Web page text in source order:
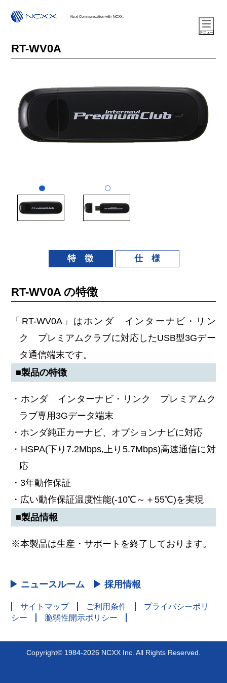
Next Communication with NCXX.
RT-WV0A
特 徴 仕 様
RT-WV0A の特徴
「RT-WV0A」はホンダ インターナビ・リン
ク プレミアムクラブに対応したUSB型3Gデー
タ通信端末です。
■製品の特徴
・ホンダ インターナビ・リンク プレミアムク
ラブ専用3Gデータ端末
・ホンダ純正カーナビ、オプションナビに対応
・HSPA(下り7.2Mbps,上り5.7Mbps)高速通信に対
応
・3年動作保証
・広い動作保証温度性能(-10℃～＋55℃)を実現
■製品情報
※本製品は生産・サポートを終了しております。
▶ ニュースルーム ▶ 採用情報
サイトマップ ご利用条件
プライバシーポリ
シー
脆弱性開示ポリシー
Copyright© 1984-2026 NCXX Inc. All Rights Reserved.